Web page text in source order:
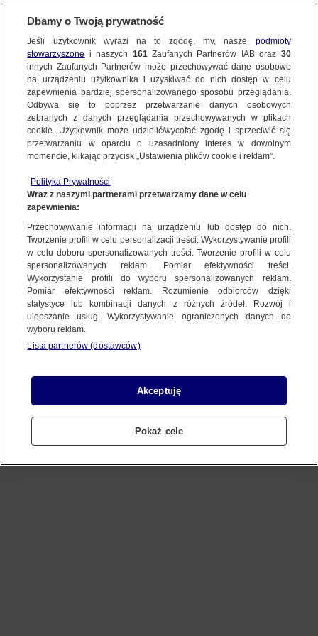
Oops!
Something went wrong. Please try
refreshing the app
Dbamy o Twoją prywatność
Jeśli użytkownik wyrazi na to zgodę, my, nasze podmioty
stowarzyszone i naszych 161Zaufanych Partnerów IAB oraz 30
innych Zaufanych Partnerów może przechowywać dane osobowe
na urządzeniu użytkownika i uzyskiwać do nich dostęp w celu
zapewnienia bardziej spersonalizowanego sposobu przeglądania.
Odbywa się to poprzez przetwarzanie danych osobowych
zebranych z danych przeglądania przechowywanych w plikach
cookie. Użytkownik może udzielić/wycofać zgodę i sprzeciwić się
przetwarzaniu w oparciu o uzasadniony interes w dowolnym
momencie, klikając przycisk „Ustawienia plików cookie i reklam”.
Polityka Prywatności
Wraz z naszymi partnerami przetwarzamy dane w celu
zapewnienia:
Przechowywanie informacji na urządzeniu lub dostęp do nich.
Tworzenie profili w celu personalizacji treści. Wykorzystywanie profili
w celu doboru spersonalizowanych treści. Tworzenie profili w celu
spersonalizowanych reklam. Pomiar efektywności treści.
Wykorzystanie profili do wyboru spersonalizowanych reklam.
Pomiar efektywności reklam. Rozumienie odbiorców dzięki
statystyce lub kombinacji danych z różnych źródeł. Rozwój i
ulepszanie usług. Wykorzystywanie ograniczonych danych do
wyboru reklam.
Lista partnerów (dostawców)
Akceptuję
Pokaż cele